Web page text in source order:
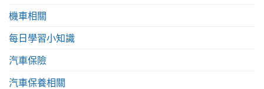
機車相關
每日學習小知識
汽車保險
汽車保養相關